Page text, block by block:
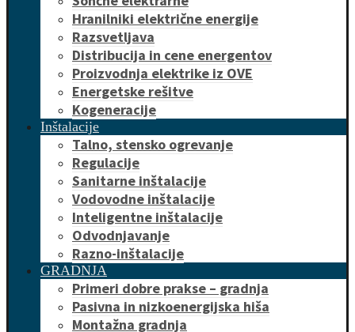
Hranilniki električne energije
Razsvetljava
Distribucija in cene energentov
Proizvodnja elektrike iz OVE
Energetske rešitve
Kogeneracije
Inštalacije
Talno, stensko ogrevanje
Regulacije
Sanitarne inštalacije
Vodovodne inštalacije
Inteligentne inštalacije
Odvodnjavanje
Razno-inštalacije
GRADNJA
Primeri dobre prakse – gradnja
Pasivna in nizkoenergijska hiša
Montažna gradnja